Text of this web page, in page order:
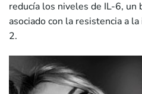
reducía los niveles de IL-6, un
asociado con la resistencia a
2.